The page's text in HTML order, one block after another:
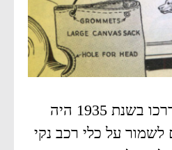
הרעיון הזה שהחל דרכו בשנת 1935 היה
לשמור על כלי רכב נקי